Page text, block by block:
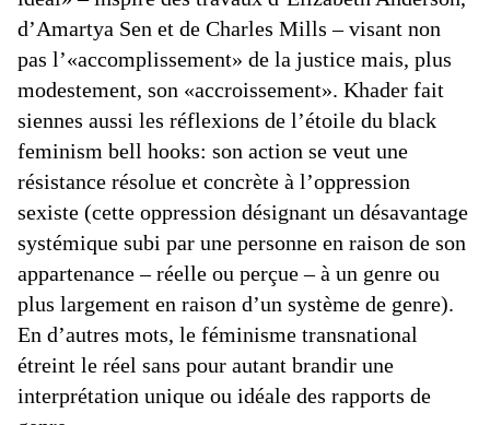
d’Amartya Sen et de Charles Mills – visant non
pas l’«accomplissement» de la justice mais, plus
modestement, son «accroissement». Khader fait
siennes aussi les réflexions de l’étoile du black
feminism bell hooks: son action se veut une
résistance résolue et concrète à l’oppression
sexiste (cette oppression désignant un désavantage
systémique subi par une personne en raison de son
appartenance – réelle ou perçue – à un genre ou
plus largement en raison d’un système de genre).
En d’autres mots, le féminisme transnational
étreint le réel sans pour autant brandir une
interprétation unique ou idéale des rapports de